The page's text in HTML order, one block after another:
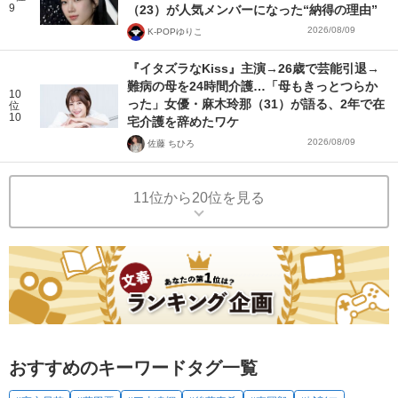
9
（23）が人気メンバーになった“納得の理由”
K-POPゆりこ 2026/08/09
10
位
10
『イタズラなKiss』主演→26歳で芸能引退→
難病の母を24時間介護…「母もきっとつらか
った」女優・麻木玲那（31）が語る、2年で在
宅介護を辞めたワケ
佐藤 ちひろ 2026/08/09
11位から20位を見る
おすすめのキーワードタグ一覧